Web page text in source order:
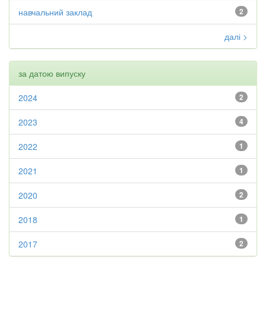
2
навчальний заклад
далі >
за датою випуску
2
2024
4
2023
1
2022
1
2021
2
2020
1
2018
2
2017